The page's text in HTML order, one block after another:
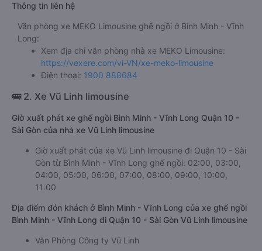
Thông tin liên hệ
Văn phòng xe MEKO Limousine ghế ngồi ở Bình Minh - Vĩnh
Long:
Xem địa chỉ văn phòng nhà xe MEKO Limousine:
https://vexere.com/vi-VN/xe-meko-limousine
Điện thoại: 1900 888684
🚌 2. Xe Vũ Linh limousine
Giờ xuất phát xe ghế ngồi Bình Minh - Vĩnh Long Quận 10 -
Sài Gòn của nhà xe Vũ Linh limousine
Giờ xuất phát của xe Vũ Linh limousine đi Quận 10 - Sài
Gòn từ Bình Minh - Vĩnh Long ghế ngồi: 02:00, 03:00,
04:00, 05:00, 06:00, 07:00, 08:00, 09:00, 10:00,
11:00
Địa điểm đón khách ở Bình Minh - Vĩnh Long của xe ghế ngồi
Bình Minh - Vĩnh Long đi Quận 10 - Sài Gòn Vũ Linh limousine
Văn Phòng Công ty Vũ Linh